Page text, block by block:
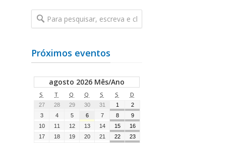
Próximos eventos
agosto 2026 Mês/Ano
S T Q Q S S D
27 28 29 30 31 1
2
3
4 5 6 7 8
9
10
11 12 13 14 15
16
17
18 19 20 21 22
23